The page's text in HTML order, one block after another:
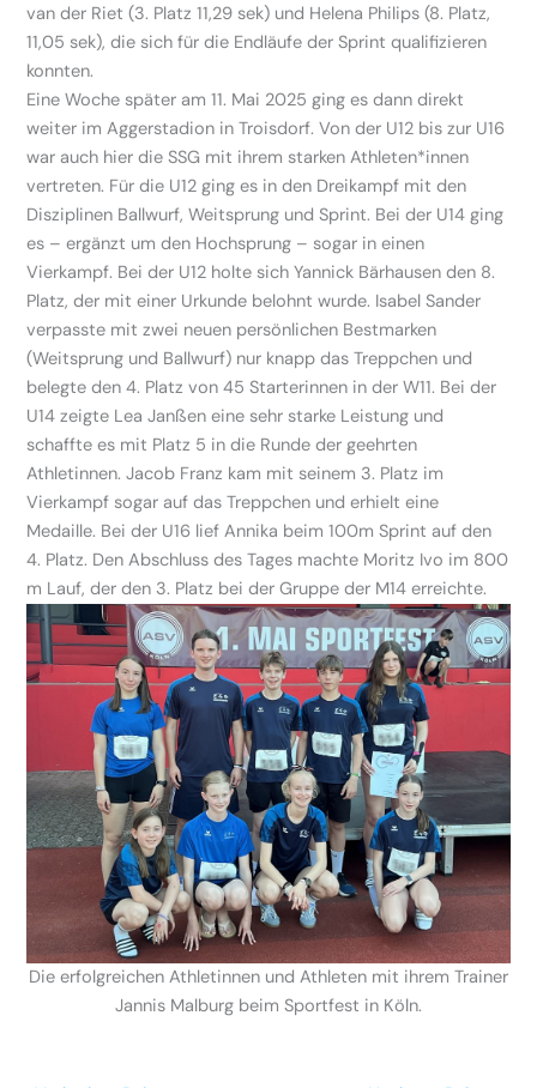
van der Riet (3. Platz 11,29 sek) und Helena Philips (8. Platz,
11,05 sek), die sich für die Endläufe der Sprint qualifizieren
konnten.
Eine Woche später am 11. Mai 2025 ging es dann direkt
weiter im Aggerstadion in Troisdorf. Von der U12 bis zur U16
war auch hier die SSG mit ihrem starken Athleten*innen
vertreten. Für die U12 ging es in den Dreikampf mit den
Disziplinen Ballwurf, Weitsprung und Sprint. Bei der U14 ging
es – ergänzt um den Hochsprung – sogar in einen
Vierkampf. Bei der U12 holte sich Yannick Bärhausen den 8.
Platz, der mit einer Urkunde belohnt wurde. Isabel Sander
verpasste mit zwei neuen persönlichen Bestmarken
(Weitsprung und Ballwurf) nur knapp das Treppchen und
belegte den 4. Platz von 45 Starterinnen in der W11. Bei der
U14 zeigte Lea Janßen eine sehr starke Leistung und
schaffte es mit Platz 5 in die Runde der geehrten
Athletinnen. Jacob Franz kam mit seinem 3. Platz im
Vierkampf sogar auf das Treppchen und erhielt eine
Medaille. Bei der U16 lief Annika beim 100m Sprint auf den
4. Platz. Den Abschluss des Tages machte Moritz Ivo im 800
m Lauf, der den 3. Platz bei der Gruppe der M14 erreichte.
Die erfolgreichen Athletinnen und Athleten mit ihrem Trainer
Jannis Malburg beim Sportfest in Köln.